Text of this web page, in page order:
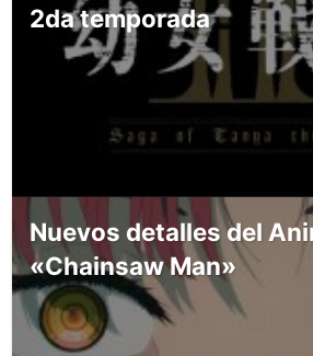
2da temporada
Nuevos detalles del
«Chainsaw Man»